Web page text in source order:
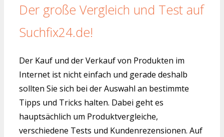
Der große Vergleich und Test auf
Suchfix24.de!
Der Kauf und der Verkauf von Produkten im
Internet ist nicht einfach und gerade deshalb
sollten Sie sich bei der Auswahl an bestimmte
Tipps und Tricks halten. Dabei geht es
hauptsächlich um Produktvergleiche,
verschiedene Tests und Kundenrezensionen. Auf